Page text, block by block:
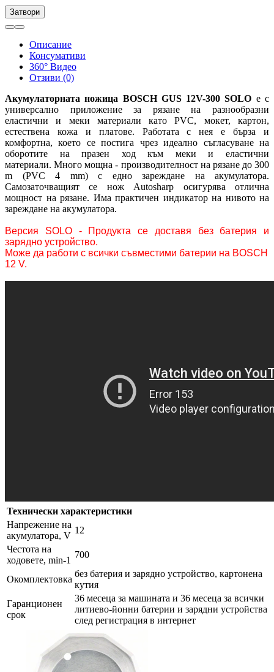
Затвори
Описание
Консумативи
360° Видео
Отзиви (0)
Акумулаторната ножица BOSCH GUS 12V-300 SOLO е с
универсално приложение за рязане на разнообразни
еластични и меки материали като PVC, мокет, картон,
естествена кожа и платове. Работата с нея е бърза и
комфортна, което се постига чрез идеално съгласуване на
оборотите на празен ход към меки и еластични
материали. Много мощна - производителност на рязане до 300
m (PVC 4 mm) с едно зареждане на акумулатора.
Самозаточващият се нож Autosharp осигурява отлична
мощност на рязане. Има практичен индикатор на нивото на
зареждане на акумулатора.
Версия SOLO - Продукта се доставя без батерия и
зарядно устройство.
Може да работи с всички съвместими батерии на BOSCH
12 V.
Технически характеристики
Напрежение на
акумулатора, V
12
Честота на
ходовете, min-1
700
Окомплектовка
без батерия и зарядно устройство, картонена
кутия
Гаранционен
срок
36 месеца за машината и 36 месеца за всички
литиево-йонни батерии и зарядни устройства
след регистрация в интернет